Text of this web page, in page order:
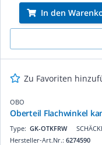
In den
Zu Favoriten
OBO
Oberteil Flachwinkel
Type: GK-OTKFRW
Hersteller-Art.Nr.: 6274590